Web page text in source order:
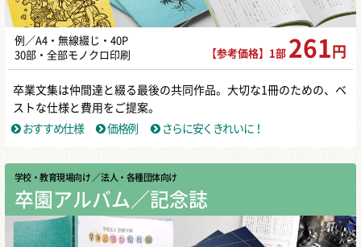
例／A4・無線綴じ・40P
30部・全部モノクロ印刷
【参考価格】1部 261 円
卒業文集は仲間達と綴る最後の共同作品。大切な1冊のための、ベ
ストな仕様と費用をご提案。
おすすめ仕様
価格例 さらに安くきれいに！
学校・教育現場向け ／ 法人・各種団体向け
卒園アルバム／記念誌